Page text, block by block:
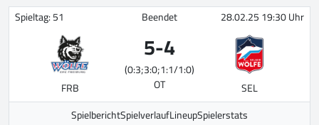
Spieltag: 51 Beendet 28.02.25 19:30 Uhr
FRB
5-4
(0:3;3:0;1:1/1:0)
OT
SEL
SpielberichtSpielverlaufLineupSpielerstats